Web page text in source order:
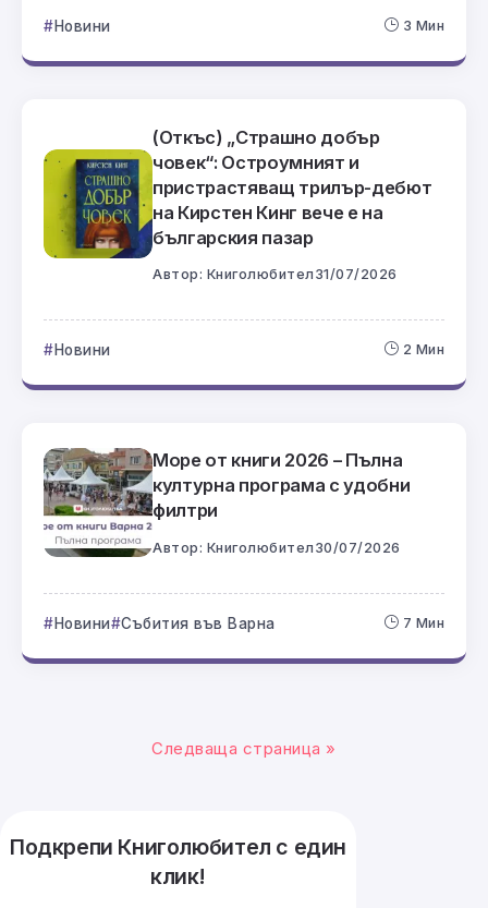
Новини 3 Мин
(Откъс) „Страшно добър
човек“: Остроумният и
пристрастяващ трилър-дебют
на Кирстен Кинг вече е на
българския пазар
Автор: Книголюбител 31/07/2026
Новини 2 Мин
Море от книги 2026 – Пълна
културна програма с удобни
филтри
Автор: Книголюбител 30/07/2026
Новини Събития във Варна 7 Мин
Следваща страница »
Подкрепи Книголюбител с един
клик!